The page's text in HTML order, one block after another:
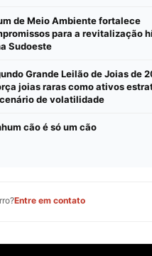
de Meio Ambiente fortalece
para a revitalização
Sudoeste
Grande Leilão de Joias de
joias raras como ativos
de volatilidade
cão é só um cão
Entre em contato